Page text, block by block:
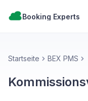
Booking Experts
Startseite BEX PMS